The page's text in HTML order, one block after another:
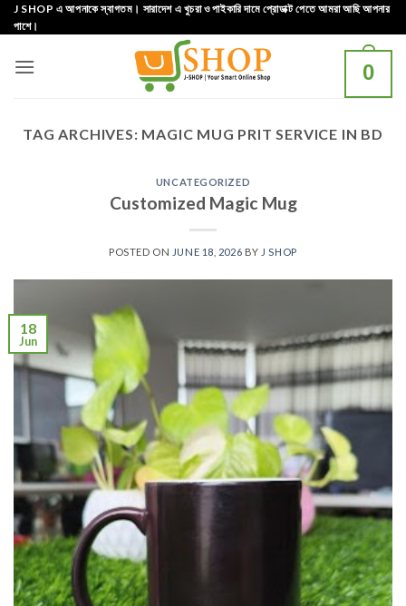
Skip
to
J SHOP এ আপনাকে স্বাগতম। সারাদেশ এ খুচরা ও পাইকারি দামে প্রোডাক্ট পেতে আমরা আছি আপনার
পাশে।
0
TAG ARCHIVES: MAGIC MUG PRIT SERVICE IN BD
UNCATEGORIZED
Customized Magic Mug
POSTED ON JUNE 18, 2026 BY J SHOP
18
Jun